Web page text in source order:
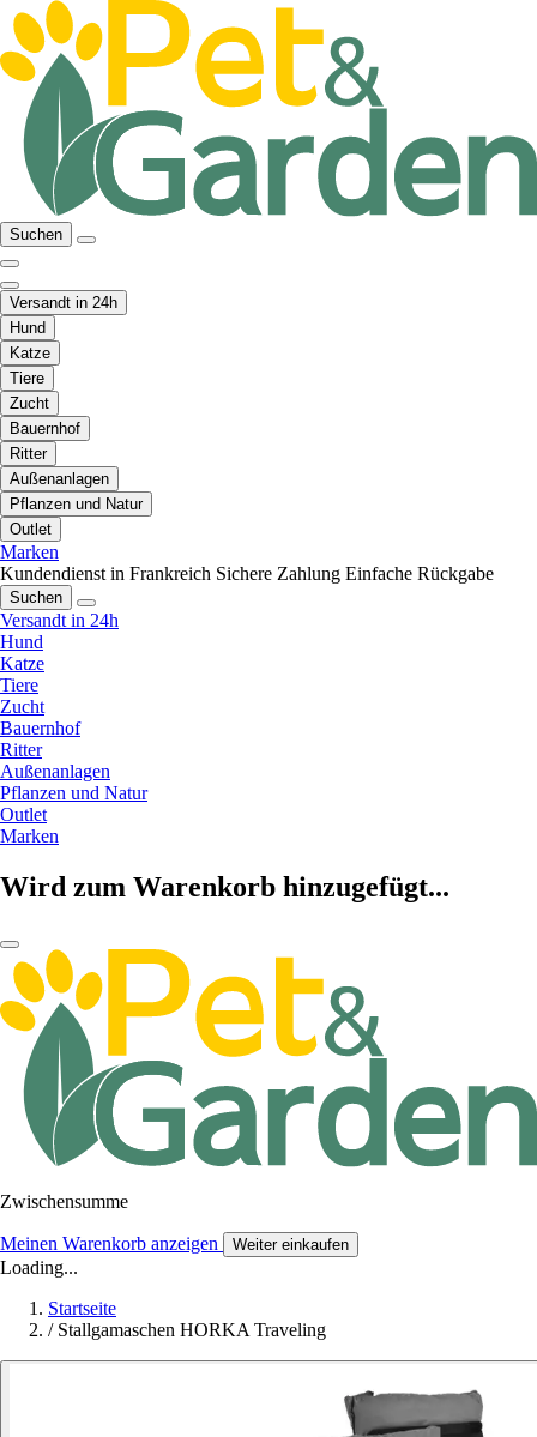
Suchen
Versandt in 24h
Hund
Katze
Tiere
Zucht
Bauernhof
Ritter
Außenanlagen
Pflanzen und Natur
Outlet
Marken
Kundendienst in Frankreich Sichere Zahlung Einfache Rückgabe
Suchen
Versandt in 24h
Hund
Katze
Tiere
Zucht
Bauernhof
Ritter
Außenanlagen
Pflanzen und Natur
Outlet
Marken
Wird zum Warenkorb hinzugefügt...
Zwischensumme
Meinen Warenkorb anzeigen Weiter einkaufen
Loading...
Startseite
/ Stallgamaschen HORKA Traveling